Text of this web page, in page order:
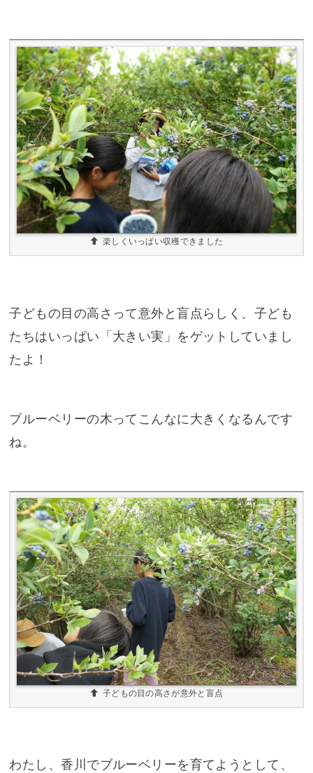
楽しくいっぱい収穫できました
子どもの目の高さって意外と盲点らしく、子ども
たちはいっぱい「大きい実」をゲットしていまし
たよ！
ブルーベリーの木ってこんなに大きくなるんです
ね。
子どもの目の高さが意外と盲点
わたし、香川でブルーベリーを育てようとして、